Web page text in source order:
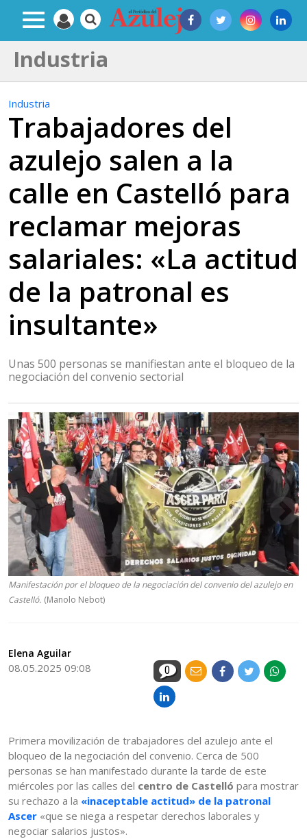
Industria
Industria
Trabajadores del
azulejo salen a la
calle en Castelló para
reclamar mejoras
salariales: «La actitud
de la patronal es
insultante»
Unas 500 personas se manifiestan ante el bloqueo de la
negociación del convenio sectorial
Manifestación por el bloqueo de la negociación del convenio del azulejo en
Castelló. (Manolo Nebot)
Elena Aguilar
08.05.2025 09:08 0
Primera movilización de trabajadores del azulejo ante el
bloqueo de la negociación del convenio. Cerca de 500
personas se han manifestado durante la tarde de este
miércoles por las calles del centro de Castelló para mostrar
su rechazo a la «inaceptable actitud» de la patronal
Ascer «que se niega a respetar derechos laborales y
negociar salarios justos».